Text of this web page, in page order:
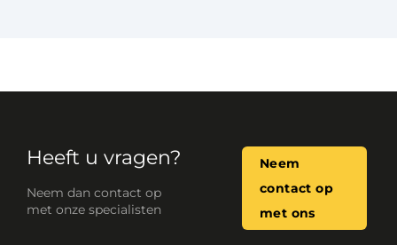
Heeft u vragen?
Neem dan contact op
met onze specialisten
Neem
contact op
met ons